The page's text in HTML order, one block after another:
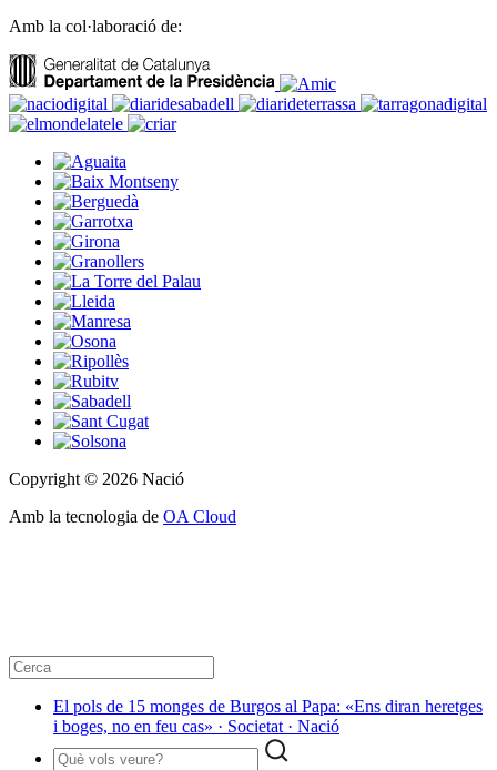
Amb la col·laboració de:
Copyright © 2026 Nació
Amb la tecnologia de OA Cloud
El pols de 15 monges de Burgos al Papa: «Ens diran heretges
i boges, no en feu cas» · Societat · Nació